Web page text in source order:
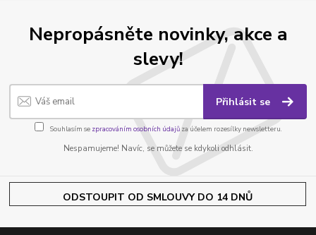
Nepropásněte novinky, akce a
slevy!
Přihlásit se
Souhlasím se zpracováním osobních údajůza účelem rozesílky newsletteru.
Nespamujeme! Navíc, se můžete se kdykoli odhlásit.
ODSTOUPIT OD SMLOUVY DO 14 DNŮ